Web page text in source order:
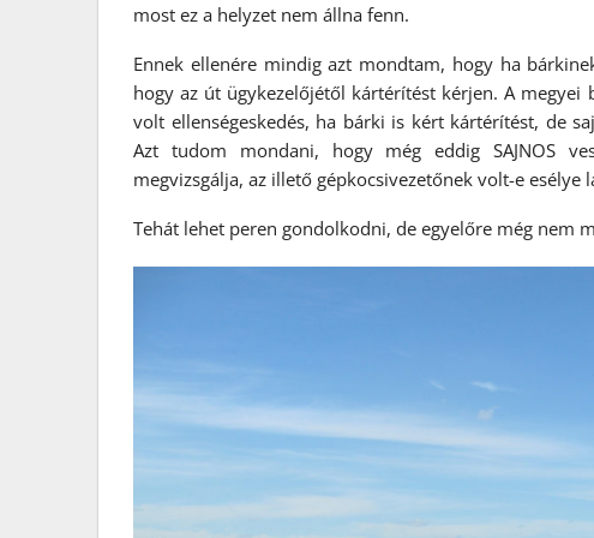
most ez a helyzet nem állna fenn.
Ennek ellenére mindig azt mondtam, hogy ha
hogy az út ügykezelőjétől kártérítést kérjen. A megyei
volt ellenségeskedés, ha bárki is kért kártérítést, de
Azt tudom mondani, hogy még eddig SAJNOS
megvizsgálja, az illető gépkocsivezetőnek volt-e esélye
Tehát lehet peren gondolkodni, de egyelőre még nem